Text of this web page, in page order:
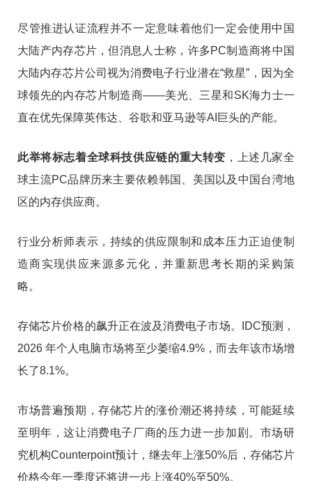
尽管推进认证流程并不一定意味着他们一定会使用中国
大陆产内存芯片，但消息人士称，许多PC制造商将中国
大陆内存芯片公司视为消费电子行业潜在“救星”，因为全
球领先的内存芯片制造商——美光、三星和SK海力士一
直在优先保障英伟达、谷歌和亚马逊等AI巨头的产能。
此举将标志着全球科技供应链的重大转变 ，上述几家全
球主流PC品牌历来主要依赖韩国、美国以及中国台湾地
区的内存供应商。
行业分析师表示，持续的供应限制和成本压力正迫使制
造商实现供应来源多元化，并重新思考长期的采购策
略。
存储芯片价格的飙升正在波及消费电子市场。IDC预测，
2026 年个人电脑市场将至少萎缩4.9%，而去年该市场增
长了8.1%。
市场普遍预期，存储芯片的涨价潮还将持续，可能延续
至明年，这让消费电子厂商的压力进一步加剧。市场研
究机构Counterpoint预计，继去年上涨50%后，存储芯片
价格今年一季度还将进一步上涨40%至50%。